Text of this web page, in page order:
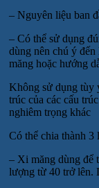
– Nguyên liệu ban
– Có thể sử dụng
dùng nên chú ý
măng hoặc hướng
Không sử dụng tùy
trúc của các cấu
nghiêm trọng khác
Có thể chia thành 3
– Xi măng dùng để
lượng từ 40 trở lên.